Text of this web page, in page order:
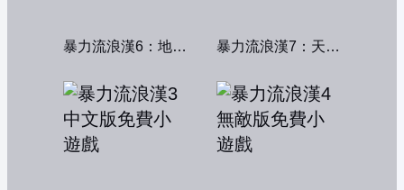
暴力流浪漢6：地獄篇無敵版 暴力流浪漢7：天堂篇無敵版